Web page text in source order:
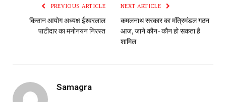
PREVIOUS ARTICLE
किसान आयोग अध्यक्ष ईश्वरलाल
पाटीदार का मनोनयन निरस्त
NEXT ARTICLE
कमलनाथ सरकार का मंत्रिमंडल गठन
आज, जाने कौन- कौन हो सकता है
शामिल
Samagra